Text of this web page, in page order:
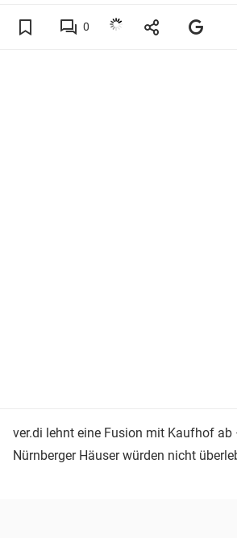
0
ver.di lehnt eine Fusion mit Kaufhof ab
Nürnberger Häuser würden nicht